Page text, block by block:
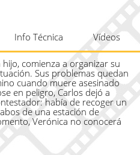
Info Técnica Vídeos
comienza a organizar su
Sus problemas quedan
cuando muere asesinado
en peligro, Carlos dejó a
había de recoger un
de una estación de
Verónica no conocerá